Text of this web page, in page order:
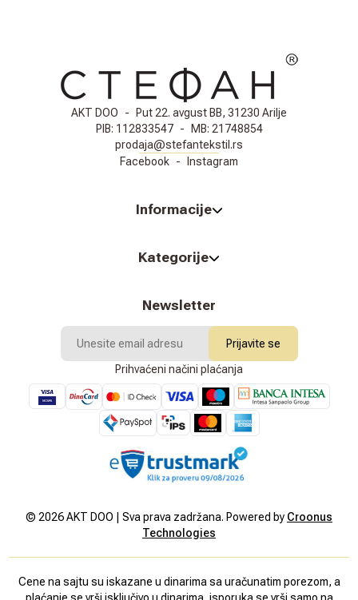
AKT DOO -
Put 22. avgust BB, 31230 Arilje
PIB: 112833547 - MB: 21748854
prodaja@stefantekstil.rs
Facebook - Instagram
Informacije
Kategorije
Newsletter
Prijavite se
Prihvaćeni načini plaćanja
© 2026AKT DOO | Sva prava zadržana. Powered by Croonus
Technologies
Cene na sajtu su iskazane u dinarima sa uračunatim porezom, a